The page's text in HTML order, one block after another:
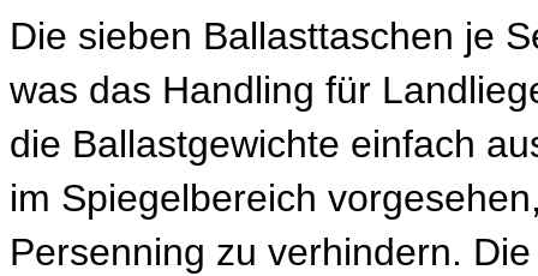
Die sieben Ballasttaschen je
was das Handling für
die Ballastgewichte einfach
im Spiegelbereich
Persenning zu verhindern.